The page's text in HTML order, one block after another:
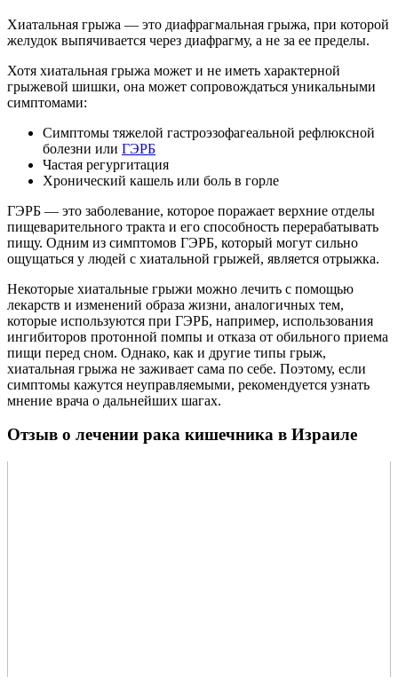
Хиатальная грыжа — это диафрагмальная грыжа, при которой
желудок выпячивается через диафрагму, а не за ее пределы.
Хотя хиатальная грыжа может и не иметь характерной
грыжевой шишки, она может сопровождаться уникальными
симптомами:
Симптомы тяжелой гастроэзофагеальной рефлюксной
болезни или ГЭРБ
Частая регургитация
Хронический кашель или боль в горле
ГЭРБ — это заболевание, которое поражает верхние отделы
пищеварительного тракта и его способность перерабатывать
пищу. Одним из симптомов ГЭРБ, который могут сильно
ощущаться у людей с хиатальной грыжей, является отрыжка.
Некоторые хиатальные грыжи можно лечить с помощью
лекарств и изменений образа жизни, аналогичных тем,
которые используются при ГЭРБ, например, использования
ингибиторов протонной помпы и отказа от обильного приема
пищи перед сном. Однако, как и другие типы грыж,
хиатальная грыжа не заживает сама по себе. Поэтому, если
симптомы кажутся неуправляемыми, рекомендуется узнать
мнение врача о дальнейших шагах.
Отзыв о лечении рака кишечника в Израиле